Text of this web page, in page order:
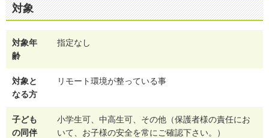
対象
対象年
齢
指定なし
対象と
なる方
リモート環境が整っている事
子ども
の同伴
小学生可、中高生可、その他（保護者様の責任にお
いて、お子様の安全を常にご確認下さい。）